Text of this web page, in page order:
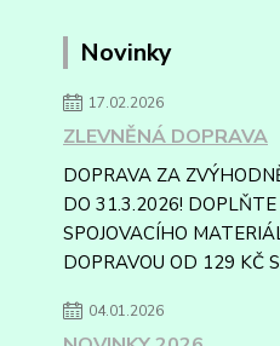
Novinky
17.02.2026
ZLEVNĚNÁ DOPRAVA
DOPRAVA ZA
DO 31.3.2026!
SPOJOVACÍHO
DOPRAVOU OD 129 KČ
04.01.2026